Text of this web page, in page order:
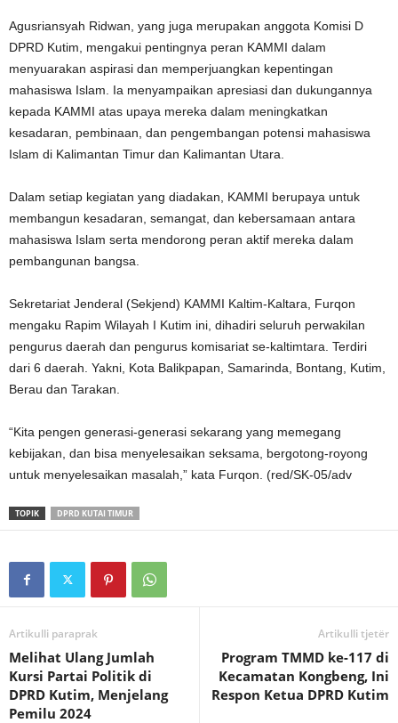
Agusriansyah Ridwan, yang juga merupakan anggota Komisi D
DPRD Kutim, mengakui pentingnya peran KAMMI dalam
menyuarakan aspirasi dan memperjuangkan kepentingan
mahasiswa Islam. Ia menyampaikan apresiasi dan dukungannya
kepada KAMMI atas upaya mereka dalam meningkatkan
kesadaran, pembinaan, dan pengembangan potensi mahasiswa
Islam di Kalimantan Timur dan Kalimantan Utara.
Dalam setiap kegiatan yang diadakan, KAMMI berupaya untuk
membangun kesadaran, semangat, dan kebersamaan antara
mahasiswa Islam serta mendorong peran aktif mereka dalam
pembangunan bangsa.
Sekretariat Jenderal (Sekjend) KAMMI Kaltim-Kaltara, Furqon
mengaku Rapim Wilayah I Kutim ini, dihadiri seluruh perwakilan
pengurus daerah dan pengurus komisariat se-kaltimtara. Terdiri
dari 6 daerah. Yakni, Kota Balikpapan, Samarinda, Bontang, Kutim,
Berau dan Tarakan.
“Kita pengen generasi-generasi sekarang yang memegang
kebijakan, dan bisa menyelesaikan seksama, bergotong-royong
untuk menyelesaikan masalah,” kata Furqon. (red/SK-05/adv
TOPIK DPRD KUTAI TIMUR
Artikulli paraprak
Melihat Ulang Jumlah
Kursi Partai Politik di
DPRD Kutim, Menjelang
Pemilu 2024
Artikulli tjetër
Program TMMD ke-117 di
Kecamatan Kongbeng, Ini
Respon Ketua DPRD Kutim